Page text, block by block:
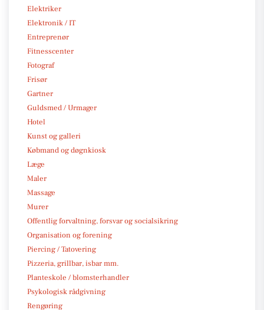
Elektriker
Elektronik / IT
Entreprenør
Fitnesscenter
Fotograf
Frisør
Gartner
Guldsmed / Urmager
Hotel
Kunst og galleri
Købmand og døgnkiosk
Læge
Maler
Massage
Murer
Offentlig forvaltning, forsvar og socialsikring
Organisation og forening
Piercing / Tatovering
Pizzeria, grillbar, isbar mm.
Planteskole / blomsterhandler
Psykologisk rådgivning
Rengøring